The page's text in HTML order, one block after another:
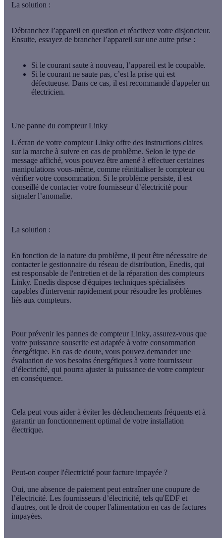
La solution :
Débranchez l’appareil en question et réactivez votre disjoncteur.
Ensuite, essayez de brancher l’appareil sur une autre prise :
Si le courant saute à nouveau, l’appareil est le coupable.
Si le courant ne saute pas, c’est la prise qui est
défectueuse. Dans ce cas, il est recommandé d'appeler un
électricien.
Une panne du compteur Linky
L'écran de votre compteur Linky offre des instructions claires
sur la marche à suivre en cas de problème. Selon le type de
message affiché, vous pouvez être amené à effectuer certaines
manipulations vous-même, comme réinitialiser le compteur ou
vérifier votre consommation. Si le problème persiste, il est
conseillé de contacter votre fournisseur d’électricité pour
signaler l’anomalie.
La solution :
En fonction de la nature du problème, il peut être nécessaire de
contacter le gestionnaire du réseau de distribution, Enedis, qui
est responsable de l'entretien et de la réparation des compteurs
Linky. Enedis dispose d'équipes techniques spécialisées
capables d'intervenir rapidement pour résoudre les problèmes
liés aux compteurs.
Pour prévenir les pannes de compteur Linky, assurez-vous que
votre puissance souscrite est adaptée à votre consommation
énergétique. En cas de doute, vous pouvez demander une
évaluation de vos besoins énergétiques à votre fournisseur
d’électricité, qui pourra ajuster la puissance de votre compteur
en conséquence.
Cela peut vous aider à éviter les déclenchements fréquents et à
garantir un fonctionnement optimal de votre installation
électrique.
Peut-on couper l'électricité pour facture impayée ?
Oui, une absence de paiement peut entraîner une coupure de
l’électricité. Les fournisseurs d’électricité, tels qu'EDF et
d'autres, ont le droit de couper l'alimentation en cas de factures
impayées.